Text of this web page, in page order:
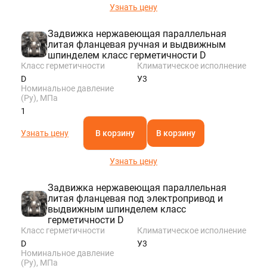
Узнать цену
Задвижка нержавеющая параллельная
литая фланцевая ручная и выдвижным
шпинделем класс герметичности D
Класс герметичности
D
Климатическое исполнение
У3
Номинальное давление
(Ру), МПа
1
Узнать цену В корзину В корзину
Узнать цену
Задвижка нержавеющая параллельная
литая фланцевая под электропривод и
выдвижным шпинделем класс
герметичности D
Класс герметичности
D
Климатическое исполнение
У3
Номинальное давление
(Ру), МПа